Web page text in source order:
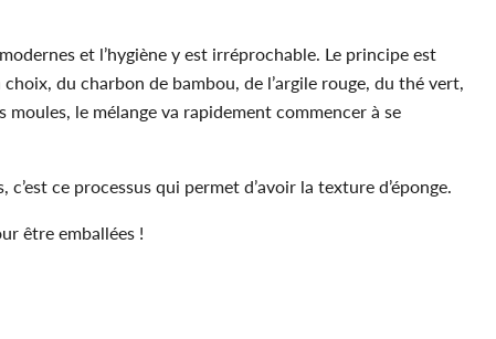
et l’hygiène y est irréprochable. Le principe est
du charbon de bambou, de l’argile rouge, du thé vert,
le mélange va rapidement commencer à se
ce processus qui permet d’avoir la texture d’éponge.
être emballées !